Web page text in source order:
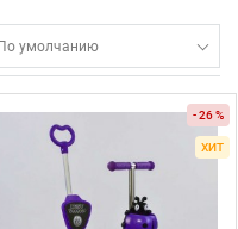
умолчанию
- 26 %
ХИТ